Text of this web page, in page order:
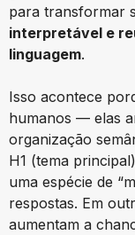
para transformar
interpretável e
linguagem.
Isso acontece
humanos — elas
organização
H1 (tema
uma espécie de
respostas. Em
aumentam a